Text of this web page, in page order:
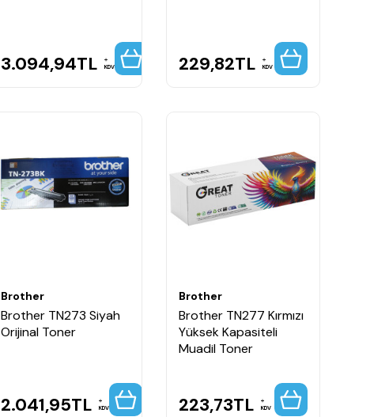
3.094,94TL KDV 229,82TL KDV
Brother
Brother TN273 Siyah
Orijinal Toner
2.041,95TL KDV
Brother
Brother TN277 Kırmızı
Yüksek Kapasiteli
Muadil Toner
223,73TL KDV